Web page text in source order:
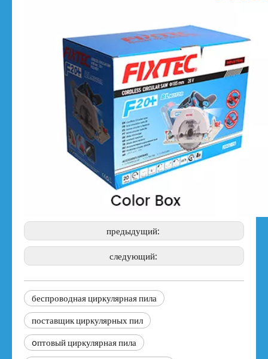
предыдущий:
следующий:
беспроводная циркулярная пила
поставщик циркулярных пил
oптовый циркулярная пила